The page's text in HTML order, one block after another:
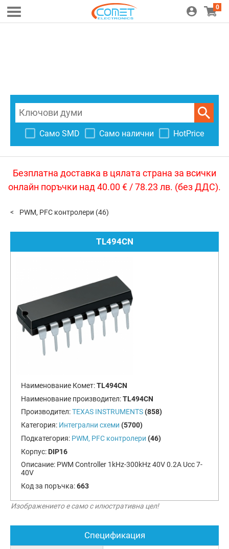
0
Само SMD Само налични HotPrice
Безплатна доставка в цялата страна за всички
онлайн поръчки над 40.00 € / 78.23 лв. (без ДДС).
PWM, PFC контролери (46)
TL494CN
Наименование Комет:TL494CN
Наименование производител:TL494CN
Производител:TEXAS INSTRUMENTS (858)
Категория: Интегрални схеми (5700)
Подкатегория: PWM, PFC контролери (46)
Корпус: DIP16
Описание: PWM Controller 1kHz-300kHz 40V 0.2A Ucc 7-
40V
Код за поръчка:663
Изображението е само с илюстративна цел!
Спецификация